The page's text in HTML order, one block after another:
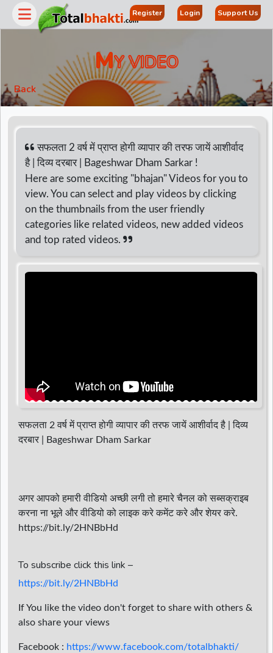
Register Login Support Us
MY VIDEO
Back
सफलता 2 वर्ष में प्राप्त होगी व्यापार की तरफ जायें आशीर्वाद
है | दिव्य दरबार | Bageshwar Dham Sarkar !
Here are some exciting "bhajan" Videos for you to
view. You can select and play videos by clicking
on the thumbnails from the user friendly
categories like related videos, new added videos
and top rated videos.
सफलता 2 वर्ष में प्राप्त होगी व्यापार की तरफ जायें आशीर्वाद है | दिव्य
दरबार | Bageshwar Dham Sarkar
अगर आपको हमारी वीडियो अच्छी लगी तो हमारे चैनल को सब्सक्राइब
करना ना भूले और वीडियो को लाइक करे कमेंट करे और शेयर करे.
https://bit.ly/2HNBbHd
To subscribe click this link –
https://bit.ly/2HNBbHd
If You like the video don't forget to share with others &
also share your views
Facebook : https://www.facebook.com/totalbhakti/